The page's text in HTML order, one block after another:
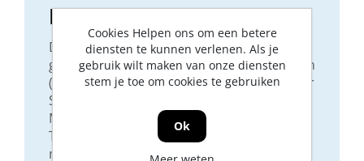
Product beschrijving
Dit zaagblad met aansluitingstype UN is
geschikt voor de volgende machines: Bosch
(zonder Starlock), Fein Multimaster (zonder
Starlock), Makita, Einhell, Würth,
Milwaukee, Metabo, Hikoki, AEG, Ferm, Skil,
Topcraft en andere gangbare Multitools
met een universele aansluiting, ookwel OIS
Cookies Helpen ons om een betere
diensten te kunnen verlenen. Als je
gebruik wilt maken van onze diensten
stem je toe om cookies te gebruiken
Ok